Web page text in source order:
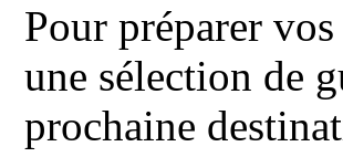
Pour préparer
une sélection de
prochaine